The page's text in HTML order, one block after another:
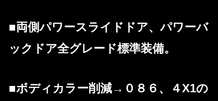
■両側パワースライドドア、パワーバ
ックドア全グレード標準装備。
■ボディカラー削減→０８６、４X1の